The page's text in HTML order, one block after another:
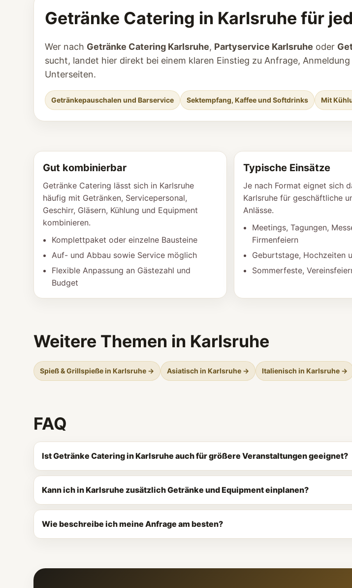
Getränke Catering in Karlsruhe für
Wer nach Getränke Catering Karlsruhe, Partyservice Karlsruhe oder
sucht, landet hier direkt bei einem klaren Einstieg zu Anfrage,
Unterseiten.
Getränkepauschalen und Barservice Sektempfang, Kaffee und Softdrinks Mit
Gut kombinierbar
Getränke Catering lässt sich in Karlsruhe
häufig mit Getränken, Servicepersonal,
Geschirr, Gläsern, Kühlung und Equipment
kombinieren.
Komplettpaket oder einzelne Bausteine
Auf- und Abbau sowie Service möglich
Flexible Anpassung an Gästezahl und
Budget
Typische Einsätze
Je nach Format eignet sich
Karlsruhe für geschäftliche
Anlässe.
Meetings, Tagungen,
Firmenfeiern
Geburtstage, Hochzeiten
Sommerfeste,
Weitere Themen in Karlsruhe
Spieß & Grillspieße in Karlsruhe → Asiatisch in Karlsruhe → Italienisch in Karlsruhe →
FAQ
Ist Getränke Catering in Karlsruhe auch für größere Veranstaltungen geeignet?
Kann ich in Karlsruhe zusätzlich Getränke und Equipment einplanen?
Wie beschreibe ich meine Anfrage am besten?